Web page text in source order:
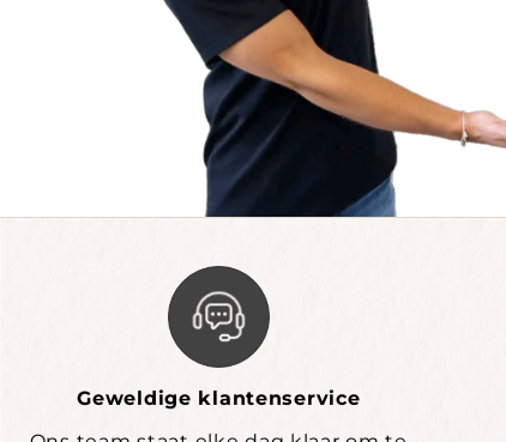
Geweldige klantenservice